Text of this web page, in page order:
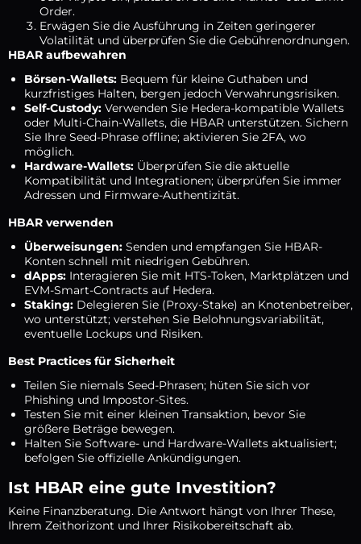
Order.
Erwägen Sie die Ausführung in Zeiten geringerer
Volatilität und überprüfen Sie die Gebührenordnungen.
HBAR aufbewahren
Börsen-Wallets: Bequem für kleine Guthaben und
kurzfristiges Halten, bergen jedoch Verwahrungsrisiken.
Self-Custody: Verwenden Sie Hedera-kompatible Wallets
oder Multi-Chain-Wallets, die HBAR unterstützen. Sichern
Sie Ihre Seed-Phrase offline; aktivieren Sie 2FA, wo
möglich.
Hardware-Wallets: Überprüfen Sie die aktuelle
Kompatibilität und Integrationen; überprüfen Sie immer
Adressen und Firmware-Authentizität.
HBAR verwenden
Überweisungen: Senden und empfangen Sie HBAR-
Konten schnell mit niedrigen Gebühren.
dApps: Interagieren Sie mit HTS-Token, Marktplätzen und
EVM-Smart-Contracts auf Hedera.
Staking: Delegieren Sie (Proxy-Stake) an Knotenbetreiber,
wo unterstützt; verstehen Sie Belohnungsvariabilität,
eventuelle Lockups und Risiken.
Best Practices für Sicherheit
Teilen Sie niemals Seed-Phrasen; hüten Sie sich vor
Phishing und Impostor-Sites.
Testen Sie mit einer kleinen Transaktion, bevor Sie
größere Beträge bewegen.
Halten Sie Software- und Hardware-Wallets aktualisiert;
befolgen Sie offizielle Ankündigungen.
Ist HBAR eine gute Investition?
Keine Finanzberatung. Die Antwort hängt von Ihrer These,
Ihrem Zeithorizont und Ihrer Risikobereitschaft ab.